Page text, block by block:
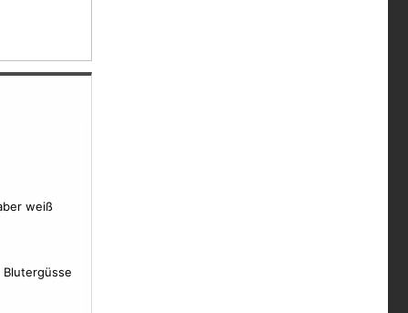
weiß